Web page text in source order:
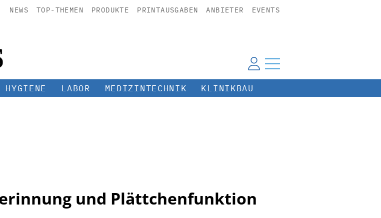
NEWS TOP-THEMEN PRODUKTE PRINTAUSGABEN ANBIETER EVENTS
HYGIENE LABOR MEDIZINTECHNIK KLINIKBAU
und Plättchenfunktion